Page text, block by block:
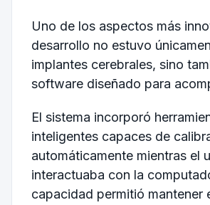
Uno de los aspectos más
desarrollo no estuvo
implantes cerebrales, sino
software diseñado para
El sistema incorporó
inteligentes capaces de
automáticamente mientras el
interactuaba con la
capacidad permitió mantener